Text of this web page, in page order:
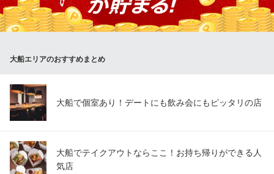
ろん、ご飯との相性も抜群！リピーター続出の、名前の通り”やみ
つき”になる美味しさをぜひご堪能ください。
食材にこだわる本格中華
神奈川県鎌倉市大船1-6-5 第45東京ビルB1
大船エリアのおすすめまとめ
大船で個室あり！デートにも飲み会にもピッタリの店
大船でテイクアウトならここ！お持ち帰りができる人
気店